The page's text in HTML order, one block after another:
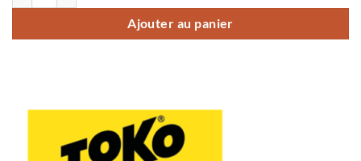
Ajouter au panier